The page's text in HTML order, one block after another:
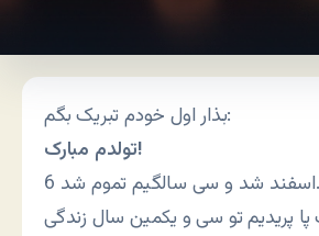
بذار اول خودم تبریک بگم:
تولدم مبارک!
6 اسفند شد و سی سالگیم تموم شد.